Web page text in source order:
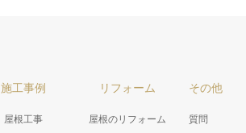
施工事例
屋根工事
リフォーム
屋根のリフォーム
その他
質問